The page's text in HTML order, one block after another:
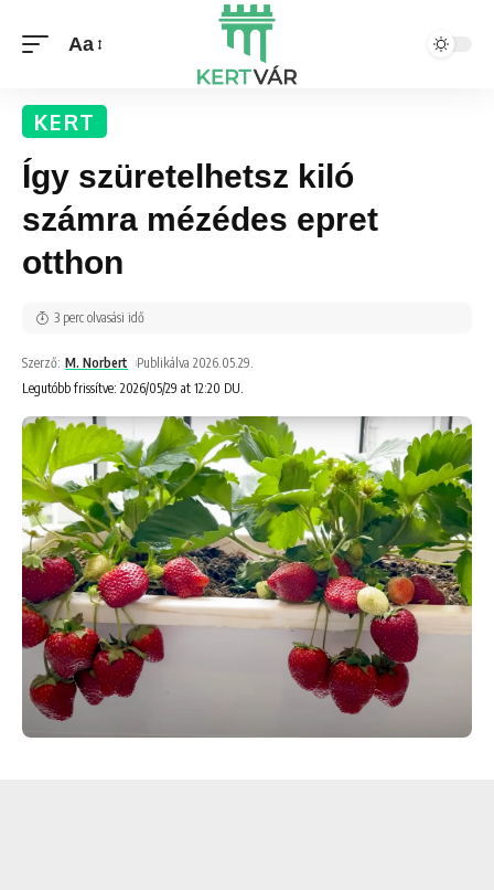
Aa
KERT
Így szüretelhetsz kiló
számra mézédes epret
otthon
Legutóbb frissítve: 2026/05/29 at 12:20 DU.
Szerző: M. Norbert Publikálva 2026.05.29.
3 perc olvasási idő